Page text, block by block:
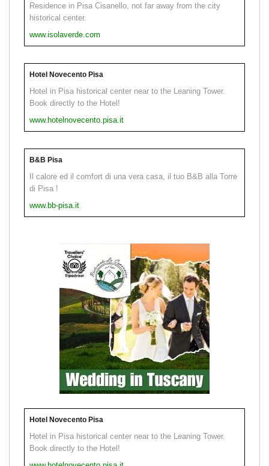
Residence in Pisa Cisanello, not far away from the city
historical center.
www.isolaverde.com
Hotel Novecento Pisa
Hotel in Pisa historical center near to the Leaning Tower.
Book directly to the Hotel!
www.hotelnovecento.pisa.it
B&B Pisa
Il calore ed il comfort di una vera casa, il tuo B&B alla Torre
di Pisa !
www.bb-pisa.it
Hotel Novecento Pisa
Hotel in Pisa historical center near to the Leaning Tower.
Book directly to the Hotel!